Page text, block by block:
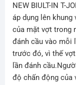
NEW BIULT-IN T-
áp dụng lên
của mặt vợt trong
đánh cầu vào mỗi
trước đó, vì thế
lần đánh
độ chấn động của